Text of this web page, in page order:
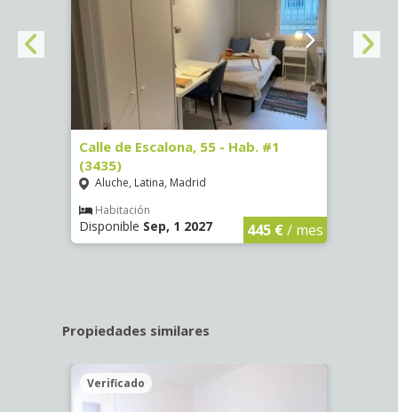
Calle de Escalona, 55 - Hab. #1
(3435)
Aluche, Latina, Madrid
Habitación
Disponible Sep, 1 2027 445 €/ mes
Propiedades similares
Verificado